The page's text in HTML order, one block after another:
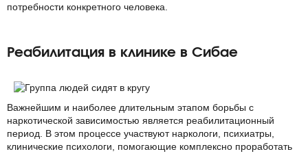
потребности конкретного человека.
Реабилитация в клинике в Сибае
Важнейшим и наиболее длительным этапом борьбы с
наркотической зависимостью является реабилитационный
период. В этом процессе участвуют наркологи, психиатры
клинические психологи, помогающие комплексно проработать